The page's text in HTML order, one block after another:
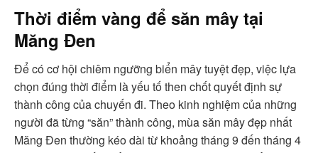
Thời điểm vàng để săn mây tại
Măng Đen
Để có cơ hội chiêm ngưỡng biển mây tuyệt đẹp, việc lựa
chọn đúng thời điểm là yếu tố then chốt quyết định sự
thành công của chuyến đi. Theo kinh nghiệm của những
người đã từng “săn” thành công, mùa săn mây đẹp nhất
Măng Đen thường kéo dài từ khoảng tháng 9 đến tháng 4